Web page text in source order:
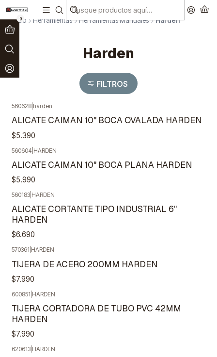
0
Paga en 3 cuotas sin interés! Ver más
Inicio Herramientas Herramientas Manuales Harden
Harden
FILTROS
560628 harden
ALICATE CAIMAN 10" BOCA OVALADA HARDEN
$5.390
560604 HARDEN
ALICATE CAIMAN 10" BOCA PLANA HARDEN
$5.990
560183 HARDEN
ALICATE CORTANTE TIPO INDUSTRIAL 6"
HARDEN
$6.690
570361 HARDEN
TIJERA DE ACERO 200MM HARDEN
$7.990
600851 HARDEN
TIJERA CORTADORA DE TUBO PVC 42MM
HARDEN
$7.990
620613 HARDEN